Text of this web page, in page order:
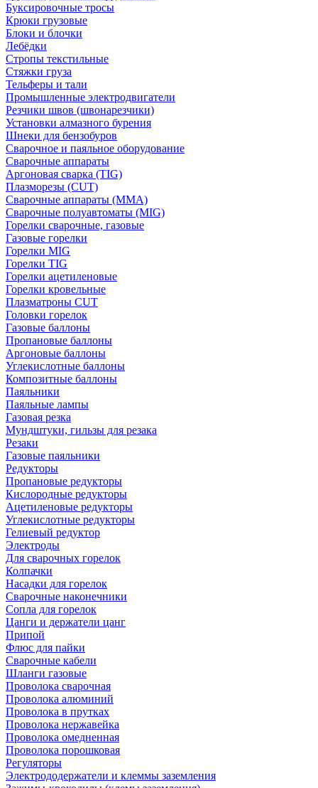
Буксировочные тросы
Крюки грузовые
Блоки и блочки
Лебёдки
Стропы текстильные
Стяжки груза
Тельферы и тали
Промышленные электродвигатели
Резчики швов (швонарезчики)
Установки алмазного бурения
Шнеки для бензобуров
Сварочное и паяльное оборудование
Сварочные аппараты
Аргоновая сварка (TIG)
Плазморезы (CUT)
Сварочные аппараты (MMA)
Сварочные полуавтоматы (MIG)
Горелки сварочные, газовые
Газовые горелки
Горелки MIG
Горелки TIG
Горелки ацетиленовые
Горелки кровельные
Плазматроны CUT
Головки горелок
Газовые баллоны
Пропановые баллоны
Аргоновые баллоны
Углекислотные баллоны
Композитные баллоны
Паяльники
Паяльные лампы
Газовая резка
Мундштуки, гильзы для резака
Резаки
Газовые паяльники
Редукторы
Пропановые редукторы
Кислородные редукторы
Ацетиленовые редукторы
Углекислотные редукторы
Гелиевый редуктор
Электроды
Для сварочных горелок
Колпачки
Насадки для горелок
Сварочные наконечники
Сопла для горелок
Цанги и держатели цанг
Припой
Флюс для пайки
Сварочные кабели
Шланги газовые
Проволока сварочная
Проволока алюминий
Проволока в прутках
Проволока нержавейка
Проволока омедненная
Проволока порошковая
Регуляторы
Электрододержатели и клеммы заземления